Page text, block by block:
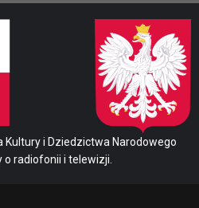
i Dziedzictwa Narodowego
radiofonii i telewizji.